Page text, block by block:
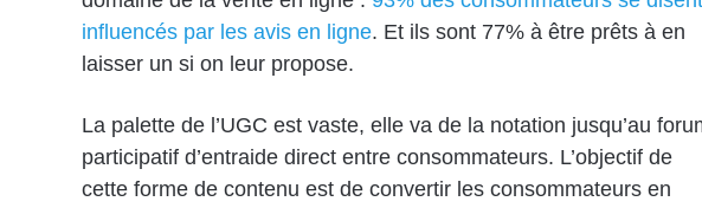
influencés par les avis en ligne. Et ils sont 77% à être prêts à en
laisser un si on leur propose.
La palette de l’UGC est vaste, elle va de la notation jusqu’au
participatif d’entraide direct entre consommateurs. L’objectif de
cette forme de contenu est de convertir les consommateurs en